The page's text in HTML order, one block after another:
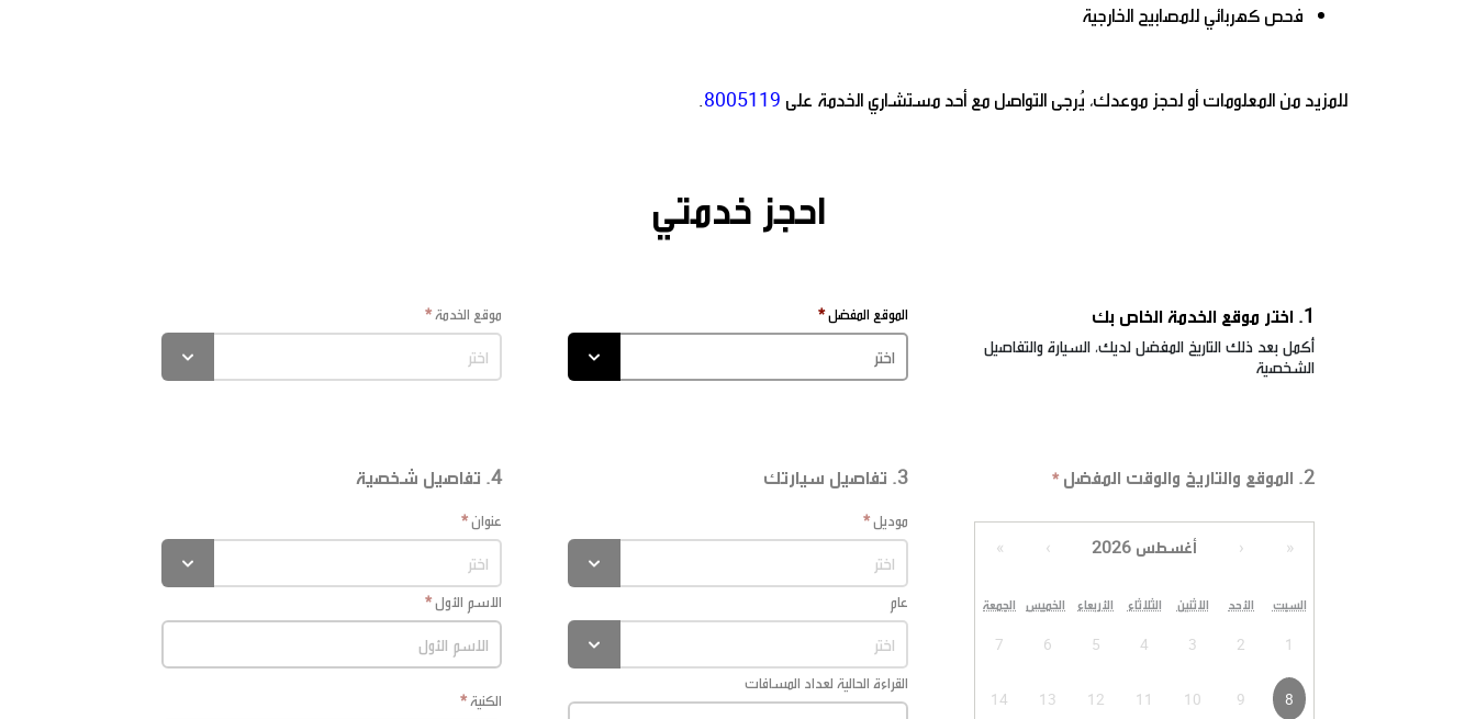
فحص كهربائي للمصابيح الخارجية
للمزيد من المعلومات أو لحجز موعدك، يُرجى التواصل مع أحد مستشاري الخدمة على 8005119
.
احجز خدمتي
1. اختر موقع الخدمة الخاص بك
أكمل بعد ذلك التاريخ المفضل لديك، السيارة والتفاصيل
الشخصية
الموقع المفضل موقع الخدمة
2. الموقع والتاريخ والوقت المفضل
«
‹ أغسطس 2026 ›
»
السبت الأحد الاثنين الثلاثاء الأربعاء الخميس الجمعة
1
2
3
4
5
6
7
8
9
10
11
12
13
14
3. تفاصيل سيارتك
موديل
عام
القراءة الحالية لعداد المسافات
4. تفاصيل شخصية
عنوان
الاسم الأول
الكنية